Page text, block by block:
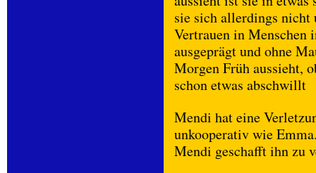
sie sich allerdings nicht
Vertrauen in Menschen
ausgeprägt und ohne
Morgen Früh aussieht,
schon etwas abschwillt
Mendi hat eine
unkooperativ wie
Mendi geschafft ihn zu